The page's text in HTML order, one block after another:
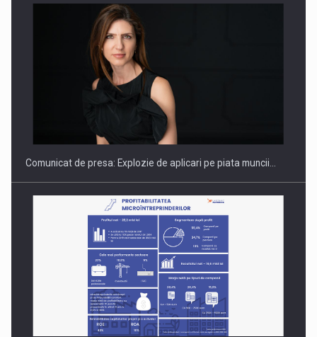
Hard Enduro Piatra Craiului 2026, fueled by benzinariile RO…
Comunicat de presa: Explozie de aplicari pe piata muncii…